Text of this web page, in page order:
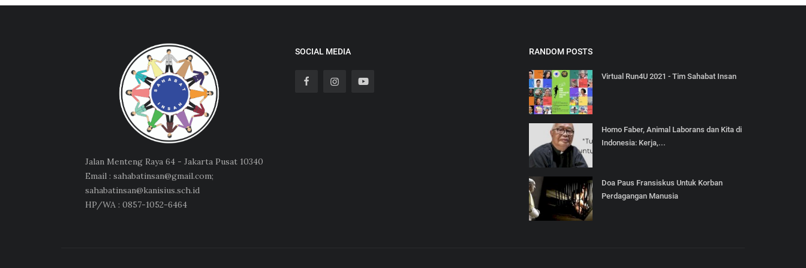
Jalan Menteng Raya 64 - Jakarta Pusat 10340
Email : sahabatinsan@gmail.com;
sahabatinsan@kanisius.sch.id
HP/WA : 0857-1052-6464
SOCIAL MEDIA RANDOM POSTS
Virtual Run4U 2021 - Tim Sahabat Insan
Homo Faber, Animal Laborans dan Kita di
Indonesia: Kerja,...
Doa Paus Fransiskus Untuk Korban
Perdagangan Manusia